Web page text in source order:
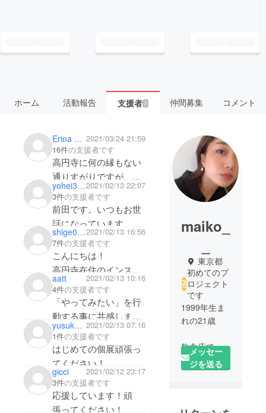
ホーム 活動報告 支援者7 仲間募集 コメント
Erina Niwa 2021/03/24 21:59
16件の支援者です
高円寺に何の縁もない
通りすがりですが、が
んばっている若いアー
ティストさんを応援し
たいと思って支援しま
した(^^)地方在住で個
展は見に行けないので
すが、活動報告のお写
真を楽しみにしていま
す。
yohei3 maeda2021/02/13 22:07
3件の支援者です
前田です。いつもお世
話になっています。応
援してます、頑張って
くださいね。お客だけ
ど、俺達がついてる
よ！
shige03272021/02/13 16:56
7件の支援者です
こんにちは！
高円寺在住のインスタ
グラマー・シゲタツヨ
シといいます。
@tsuyoshi_shigeta
素敵な試みですね、さ
さやかながら支援させ
て頂きます。
同じ高円寺民同士、頑
張りましょう。
aatt
2021/02/13 10:16
4件の支援者です
「やってみたい」を行
動する事に共感しまし
た！個展を見に行きた
いですし、高円寺食堂
の食事に元気もらって
ます。ありがとうござ
います。
yusuketakoyakl 2021/02/13 07:16
1件の支援者です
はじめての個展頑張っ
てください！
ウーバーで出会ったご
縁なのでウーバー仲間
みんな応援するので、
gicci
2021/02/12 23:17
3件の支援者です
応援しています！頑
張ってください！
maiko_
東京都
初めてのプ
ロジェクト
です
1999年生ま
れの21歳
飲食店で働
いていま
す。
メッセー
ジを送る